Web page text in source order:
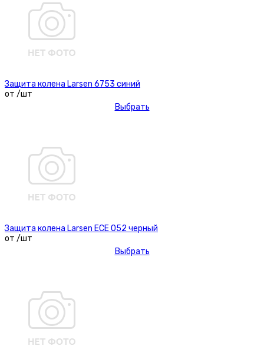
Защита колена Larsen 6753 синий
от /шт
Выбрать
Защита колена Larsen ECE 052 черный
от /шт
Выбрать